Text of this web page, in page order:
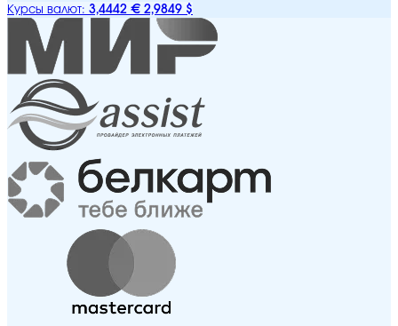
Курсы валют: 3,4442 € 2,9849 $